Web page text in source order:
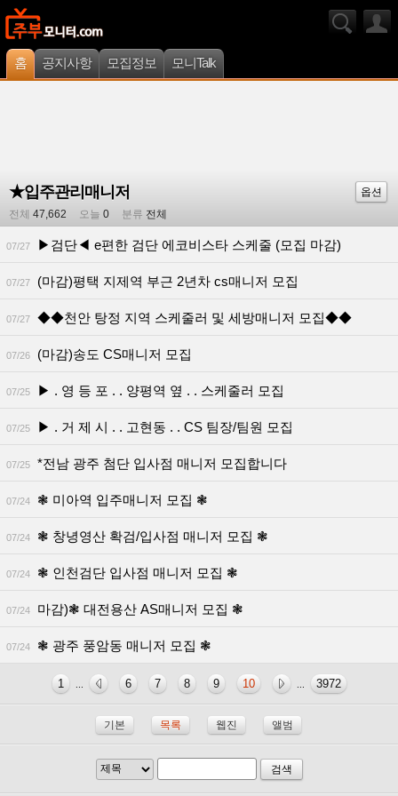
홈 공지사항 모집정보 모니Talk
★입주관리매니저
옵션
전체 47,662 오늘 0 분류 전체
07/27 ▶검단◀ e편한 검단 에코비스타 스케줄 (모집 마감)
07/27 (마감)평택 지제역 부근 2년차 cs매니저 모집
07/27 ◆◆천안 탕정 지역 스케줄러 및 세방매니저 모집◆◆
07/26 (마감)송도 CS매니저 모집
07/25 ▶ . 영 등 포 . . 양평역 옆 . . 스케줄러 모집
07/25 ▶ . 거 제 시 . . 고현동 . . CS 팀장/팀원 모집
07/25 *전남 광주 첨단 입사점 매니저 모집합니다
07/24 ❃ 미아역 입주매니저 모집 ❃
07/24 ❃ 창녕영산 확검/입사점 매니저 모집 ❃
07/24 ❃ 인천검단 입사점 매니저 모집 ❃
07/24 마감)❃ 대전용산 AS매니저 모집 ❃
07/24 ❃ 광주 풍암동 매니저 모집 ❃
1 ... 6 7 8 9 10 ... 3972
기본 목록 웹진 앨범
검색